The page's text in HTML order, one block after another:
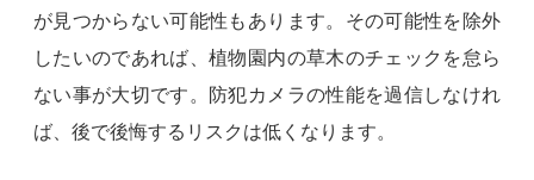
が見つからない可能性もあります。その可能性を除外
したいのであれば、植物園内の草木のチェックを怠ら
ない事が大切です。防犯カメラの性能を過信しなけれ
ば、後で後悔するリスクは低くなります。